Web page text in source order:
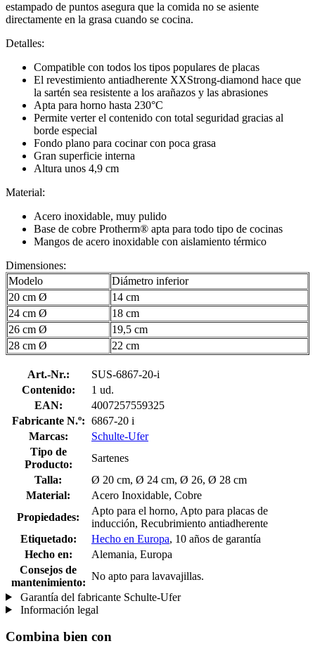
estampado de puntos asegura que la comida no se asiente
directamente en la grasa cuando se cocina.
Detalles:
Compatible con todos los tipos populares de placas
El revestimiento antiadherente XXStrong-diamond hace que
la sartén sea resistente a los arañazos y las abrasiones
Apta para horno hasta 230°C
Permite verter el contenido con total seguridad gracias al
borde especial
Fondo plano para cocinar con poca grasa
Gran superficie interna
Altura unos 4,9 cm
Material:
Acero inoxidable, muy pulido
Base de cobre Protherm® apta para todo tipo de cocinas
Mangos de acero inoxidable con aislamiento térmico
Dimensiones:
Modelo
Diámetro inferior
20 cm Ø
14 cm
24 cm Ø
18 cm
26 cm Ø
19,5 cm
28 cm Ø
22 cm
Art.-Nr.:
SUS-6867-20-i
Contenido:
1 ud.
EAN:
4007257559325
Fabricante N.º: 6867-20 i
Marcas:
Schulte-Ufer
Tipo de
Producto:
Sartenes
Talla:
Ø 20 cm, Ø 24 cm, Ø 26, Ø 28 cm
Material:
Acero Inoxidable, Cobre
Propiedades:
Apto para el horno, Apto para placas de
inducción, Recubrimiento antiadherente
Etiquetado:
Hecho en Europa, 10 años de garantía
Hecho en:
Alemania, Europa
Consejos de
mantenimiento:
No apto para lavavajillas.
Garantía del fabricante Schulte-Ufer
Información legal
Combina bien con